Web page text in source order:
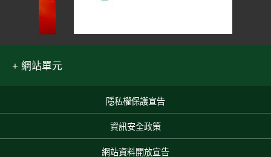
網站單元
隱私權保護宣告
資訊安全政策
網站資料開放宣告